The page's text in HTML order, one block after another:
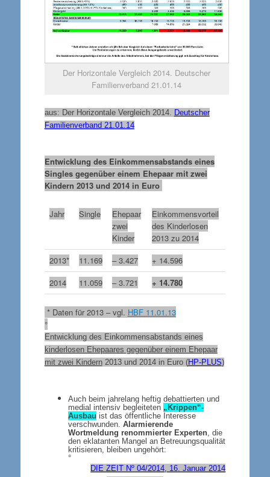
Der Horizontale Vergleich 2014. Deutscher
Familienverband 21.01.14
aus: Der Horizontale Vergleich 2014. Deutscher
Familienverband 21.01.14
Entwicklung des Einkommensabstands eines
Singles gegenüber einem Ehepaar mit zwei
Kindern 2013 und 2014 in Euro
Jahr Single
Ehepaar
zwei
Kinder
Einkommensvorteil
des Kinderlosen
2013 zu 2014
2013*
11.169 – 3.427
+ 14.596
2014
11.059 – 3.721 + 14.780
* Daten für 2013 – vgl. HBF 11.01.13
°
Entwicklung des Einkommensabstands eines
kinderlosen Ehepaares gegenüber einem Ehepaar
mit zwei Kindern2013 und 2014 in Euro (HP-PLUS)
Auch beim jahrelang heftig debattierten und
medial intensiv begleiteten „Krippen“-
Ausbau ist das öffentliche Interesse
verschwunden. Alarmierende
Wortmeldung renommierter Experten, die
den eklatanten Mangel an Betreuungsqualität
kritisieren, bleiben ungehört:
°
DIE ZEIT Nº 04/2014, 16. Januar 2014